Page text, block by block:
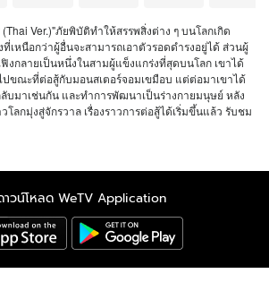
(Thai Ver.)"ภัยพิบัติทำให้สรรพสิ่งต่าง ๆ บนโลกเกิด
เหนือกว่าผู้อื่นจะสามารถเอาตัวรอดดำรงอยู่ได้ ส่วนผู้
งกลายเป็นหนึ่งในสามผู้แข็งแกร่งที่สุดบนโลก เขาได้
ปขณะที่ต่อสู้กับมอนสเตอร์จอมเขมือบ แต่ต่อมาเขาได้
บมาเช่นกัน และทำการพัฒนาเป็นร่างกายมนุษย์ หลัง
ลกมุ่งสู่จักรวาล เรื่องราวการต่อสู้ได้เริ่มขึ้นแล้ว รับชม
วน์โหลด WeTV Application